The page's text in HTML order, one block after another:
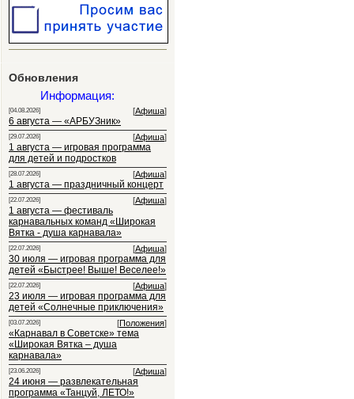
Обновления
Информация:
[04.08.2026] [Афиша]
6 августа — «АРБУЗник»
[29.07.2026] [Афиша]
1 августа — игровая программа
для детей и подростков
[28.07.2026] [Афиша]
1 августа — праздничный концерт
[22.07.2026] [Афиша]
1 августа — фестиваль
карнавальных команд «Широкая
Вятка - душа карнавала»
[22.07.2026] [Афиша]
30 июля — игровая программа для
детей «Быстрее! Выше! Веселее!»
[22.07.2026] [Афиша]
23 июля — игровая программа для
детей «Солнечные приключения»
[03.07.2026] [Положения]
«Карнавал в Советске» тема
«Широкая Вятка – душа
карнавала»
[23.06.2026] [Афиша]
24 июня — развлекательная
программа «Танцуй, ЛЕТО!»